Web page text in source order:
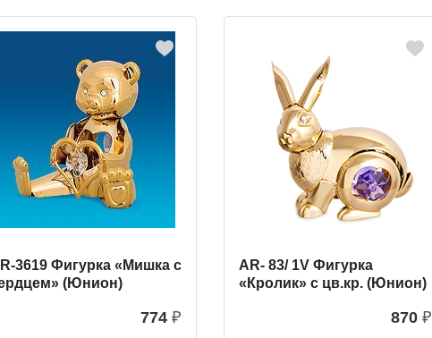
3619 Фигурка «Мишка с
(Юнион)
774 ₽
AR- 83/ 1V Фигурка
«Кролик» с цв.кр. (Юнион)
870 ₽